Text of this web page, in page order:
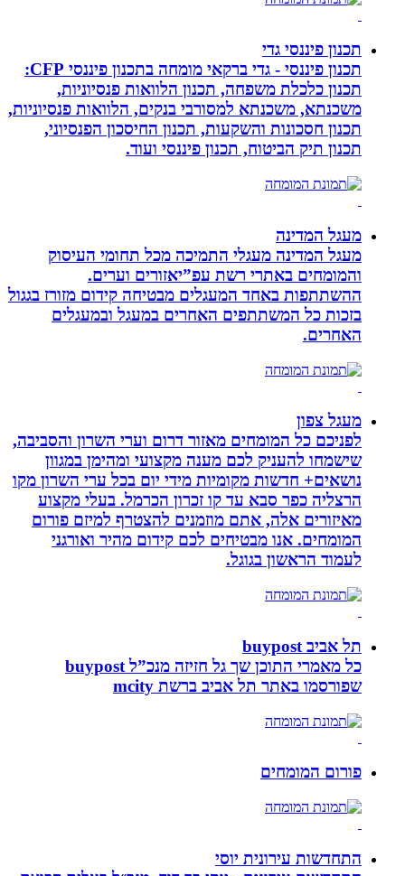
תכנון פיננסי גדי
תכנון פיננסי - גדי ברקאי מומחה בתכנון פיננסי CFP:
תכנון כלכלת משפחה, תכנון הלוואות פנסיוניות,
משכנתא, משכנתא למסורבי בנקים, הלוואות פנסיוניות,
תכנון חסכונות והשקעות, תכנון החיסכון הפנסיוני,
תכנון תיק הביטוח, תכנון פיננסי ועוד.
מעגל המדינה
מעגל המדינה מעגלי התמיכה מכל תחומי העיסוק
והמומחים באתרי רשת עפ”יאזורים וערים.
ההשתתפות באחד המעגלים מבטיחה קידום מזורז בגגול
בזכות כל המשתתפים האחרים במעגל ובמעגלים
האחרים.
מעגל צפון
לפניכם כל המומחים מאזור דרום וערי השרון והסביבה,
שישמחו להעניק לכם מענה מקצועי ומהימן במגוון
נושאים+ חדשות מקומיות מידי יום בכל ערי השרון מקו
הרצליה כפר סבא עד קו זכרון הכרמל. בעלי מקצוע
מאיזורים אלה, אתם מוזמנים להצטרף למיזם פורום
המומחים. אנו מבטיחים לכם קידום מהיר ואורגני
לעמוד הראשון בגוגל.
תל אביב buypost
כל מאמרי התוכן שך גל חזיזה מנכ”ל buypost
שפורסמו באתר תל אביב ברשת mcity
פורום המומחים
התחדשות עירונית יוסי